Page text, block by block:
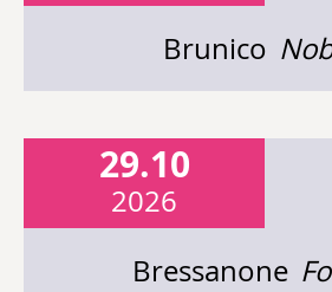
Brunico
29.10
2026
Bressanone